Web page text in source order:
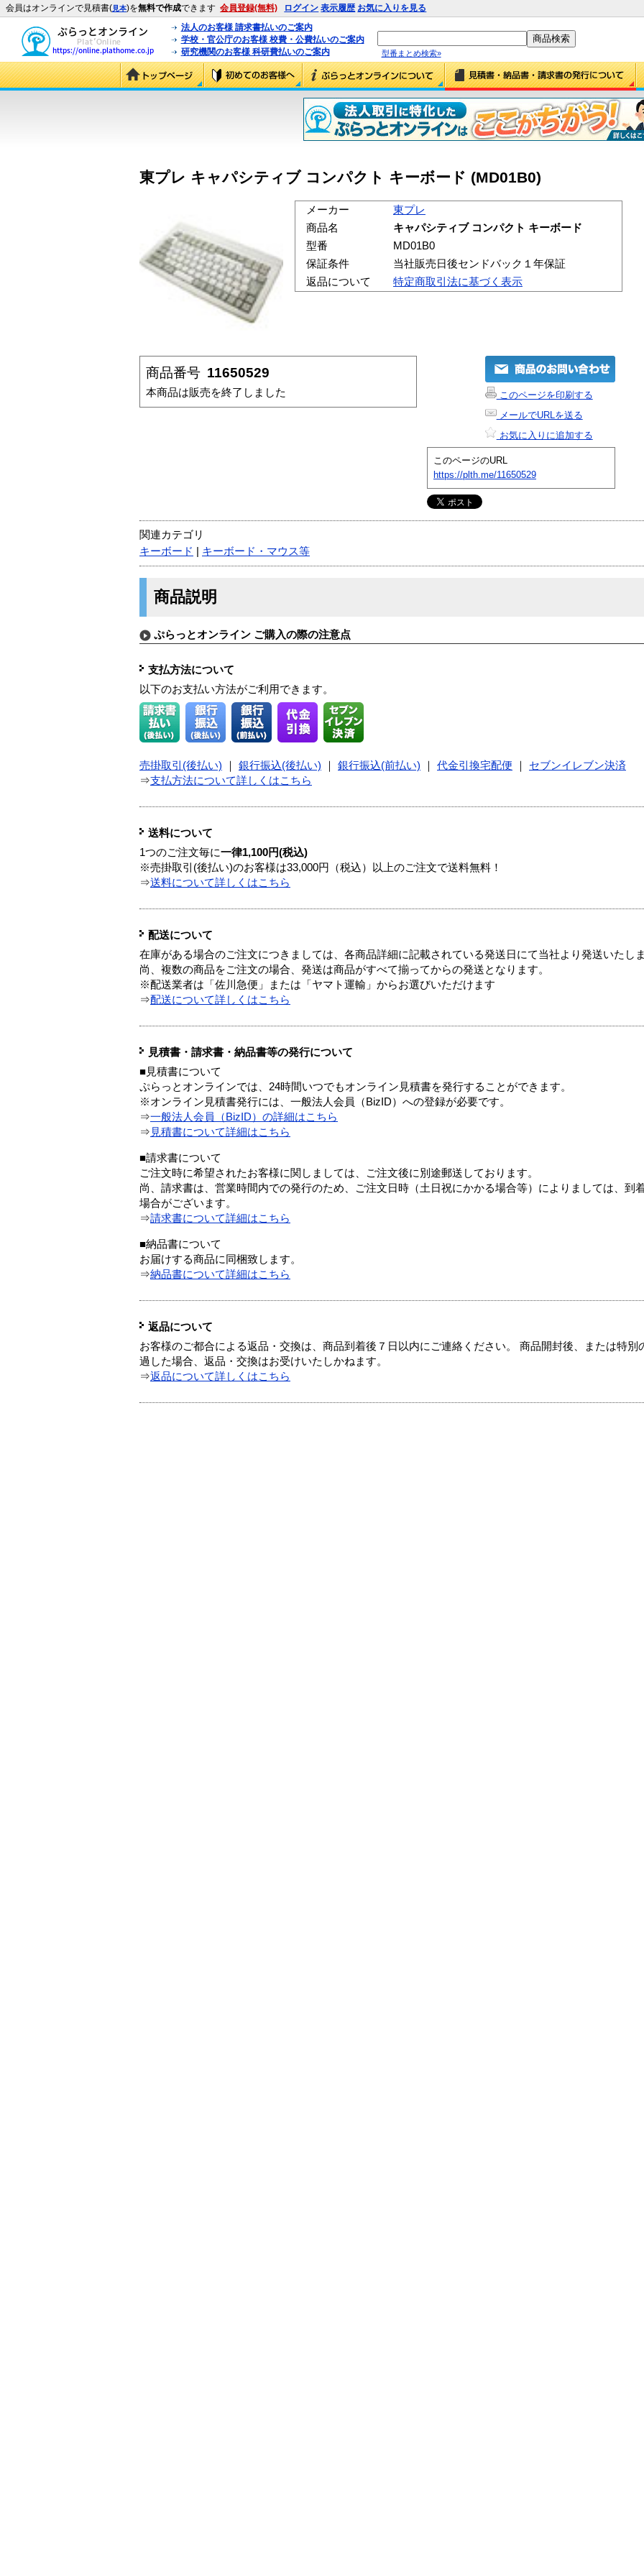
会員はオンラインで見積書(見本)を無料で作成できます 会員登録(無料) ログイン 表示履歴 お気に入りを見る
法人のお客様 請求書払いのご案内
学校・官公庁のお客様 校費・公費払いのご案内
研究機関のお客様 科研費払いのご案内
型番まとめ検索»
東プレ キャパシティブ コンパクト キーボード (MD01B0)
メーカー
東プレ
商品名
キャパシティブ コンパクト キーボード
型番
MD01B0
保証条件
当社販売日後センドバック１年保証
返品について
特定商取引法に基づく表示
商品番号 11650529
本商品は販売を終了しました
このページを印刷する
メールでURLを送る
お気に入りに追加する
このページのURL
https://plth.me/11650529
関連カテゴリ
キーボード
キーボード・マウス等
商品説明
ぷらっとオンライン ご購入の際の注意点
支払方法について
以下のお支払い方法がご利用できます。
売掛取引(後払い) 銀行振込(後払い) 銀行振込(前払い) 代金引換宅配便
セブンイレブン決済
⇒支払方法について詳しくはこちら
送料について
1つのご注文毎に一律1,100円(税込)
※売掛取引(後払い)のお客様は33,000円（税込）以上のご注文で送料無料！
⇒送料について詳しくはこちら
配送について
在庫がある場合のご注文につきましては、各商品詳細に記載されている発送日にて当社より発送いたし
尚、複数の商品をご注文の場合、発送は商品がすべて揃ってからの発送となります。
※配送業者は「佐川急便」または「ヤマト運輸」からお選びいただけます
⇒配送について詳しくはこちら
見積書・請求書・納品書等の発行について
■見積書について
ぷらっとオンラインでは、24時間いつでもオンライン見積書を発行することができます。
※オンライン見積書発行には、一般法人会員（BizID）への登録が必要です。
⇒一般法人会員（BizID）の詳細はこちら
⇒ 見積書について詳細はこちら
■請求書について
ご注文時に希望されたお客様に関しましては、ご注文後に別途郵送しております。
尚、請求書は、営業時間内での発行のため、ご注文日時（土日祝にかかる場合等）によりましては、到
場合がございます。
⇒請求書について詳細はこちら
■納品書について
お届けする商品に同梱致します。
⇒納品書について詳細はこちら
返品について
お客様のご都合による返品・交換は、商品到着後７日以内にご連絡ください。 商品開封後、または特別
過した場合、返品・交換はお受けいたしかねます。
⇒返品について詳しくはこちら